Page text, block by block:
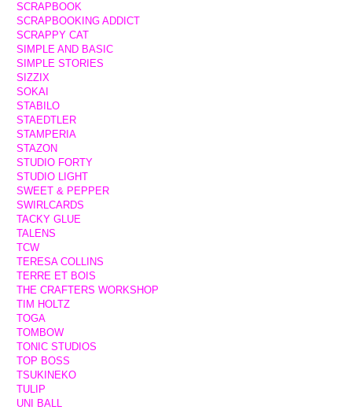
SCRAPBOOK
SCRAPBOOKING ADDICT
SCRAPPY CAT
SIMPLE AND BASIC
SIMPLE STORIES
SIZZIX
SOKAI
STABILO
STAEDTLER
STAMPERIA
STAZON
STUDIO FORTY
STUDIO LIGHT
SWEET & PEPPER
SWIRLCARDS
TACKY GLUE
TALENS
TCW
TERESA COLLINS
TERRE ET BOIS
THE CRAFTERS WORKSHOP
TIM HOLTZ
TOGA
TOMBOW
TONIC STUDIOS
TOP BOSS
TSUKINEKO
TULIP
UNI BALL